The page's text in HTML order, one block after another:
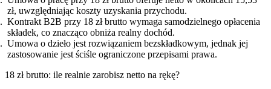
zł, uwzględniając koszty uzyskania przychodu.
Kontrakt B2B przy 18 zł brutto wymaga samodzielnego opłacenia
składek, co znacząco obniża realny dochód.
Umowa o dzieło jest rozwiązaniem bezskładkowym, jednak jej
zastosowanie jest ściśle ograniczone przepisami prawa.
18 zł brutto: ile realnie zarobisz netto na rękę?